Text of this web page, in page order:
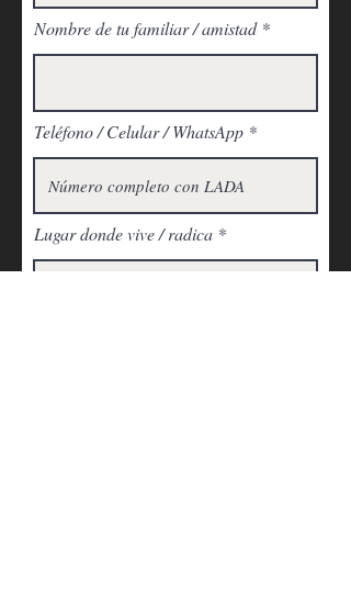
Nombre de tu familiar / amistad
Teléfono / Celular / WhatsApp
Lugar donde vive / radica